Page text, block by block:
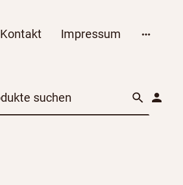
Kontakt Impressum